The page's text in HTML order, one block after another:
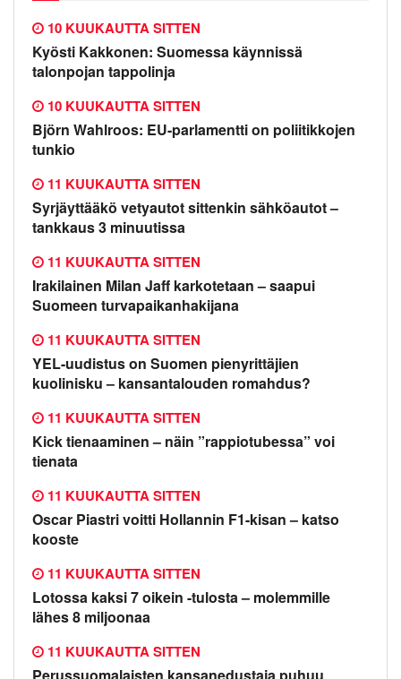
Kyösti Kakkonen: Suomessa käynnissä
talonpojan tappolinja
10 KUUKAUTTA SITTEN
Björn Wahlroos: EU-parlamentti on poliitikkojen
tunkio
10 KUUKAUTTA SITTEN
Syrjäyttääkö vetyautot sittenkin sähköautot –
tankkaus 3 minuutissa
11 KUUKAUTTA SITTEN
Irakilainen Milan Jaff karkotetaan – saapui
Suomeen turvapaikanhakijana
11 KUUKAUTTA SITTEN
YEL-uudistus on Suomen pienyrittäjien
kuolinisku – kansantalouden romahdus?
11 KUUKAUTTA SITTEN
Kick tienaaminen – näin ”rappiotubessa” voi
tienata
11 KUUKAUTTA SITTEN
Oscar Piastri voitti Hollannin F1-kisan – katso
kooste
11 KUUKAUTTA SITTEN
Lotossa kaksi 7 oikein -tulosta – molemmille
lähes 8 miljoonaa
11 KUUKAUTTA SITTEN
11 KUUKAUTTA SITTEN